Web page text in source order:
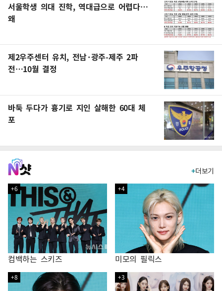
서울학생 의대 진학, 역대급으로 어렵다…
왜
제2우주센터 유치, 전남·광주-제주 2파
전…10월 결정
바둑 두다가 흉기로 지인 살해한 60대 체
포
+더보기
+6
컴백하는 스키즈
+4
미모의 필릭스
+8 +3